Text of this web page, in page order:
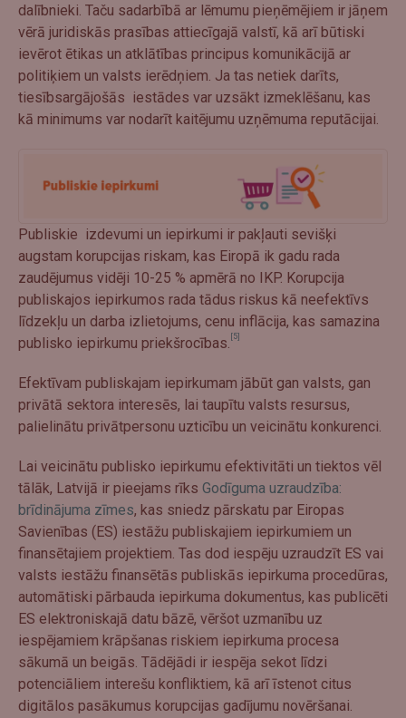
dalībnieki. Taču sadarbībā ar lēmumu pieņēmējiem ir jāņem
vērā juridiskās prasības attiecīgajā valstī, kā arī būtiski
ievērot ētikas un atklātības principus komunikācijā ar
politiķiem un valsts ierēdņiem. Ja tas netiek darīts,
tiesībsargājošās iestādes var uzsākt izmeklēšanu, kas
kā minimums var nodarīt kaitējumu uzņēmuma reputācijai.
Publiskie izdevumi un iepirkumi ir pakļauti sevišķi
augstam korupcijas riskam, kas Eiropā ik gadu rada
zaudējumus vidēji 10-25 % apmērā no IKP. Korupcija
publiskajos iepirkumos rada tādus riskus kā neefektīvs
līdzekļu un darba izlietojums, cenu inflācija, kas samazina
publisko iepirkumu priekšrocības. [5]
Efektīvam publiskajam iepirkumam jābūt gan valsts, gan
privātā sektora interesēs, lai taupītu valsts resursus,
palielinātu privātpersonu uzticību un veicinātu konkurenci.
Lai veicinātu publisko iepirkumu efektivitāti un tiektos vēl
tālāk, Latvijā ir pieejams rīks Godīguma uzraudzība:
brīdinājuma zīmes, kas sniedz pārskatu par Eiropas
Savienības (ES) iestāžu publiskajiem iepirkumiem un
finansētajiem projektiem. Tas dod iespēju uzraudzīt ES vai
valsts iestāžu finansētās publiskās iepirkuma procedūras,
automātiski pārbauda iepirkuma dokumentus, kas publicēti
ES elektroniskajā datu bāzē, vēršot uzmanību uz
iespējamiem krāpšanas riskiem iepirkuma procesa
sākumā un beigās. Tādējādi ir iespēja sekot līdzi
potenciāliem interešu konfliktiem, kā arī īstenot citus
digitālos pasākumus korupcijas gadījumu novēršanai.